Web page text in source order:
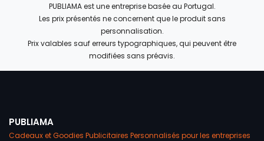
PUBLIAMA est une entreprise basée au Portugal.
Les prix présentés ne concernent que le produit sans
personnalisation.
Prix valables sauf erreurs typographiques, qui peuvent être
modifiées sans préavis.
PUBLIAMA
Cadeaux et Goodies Publicitaires Personnalisés pour les entreprises